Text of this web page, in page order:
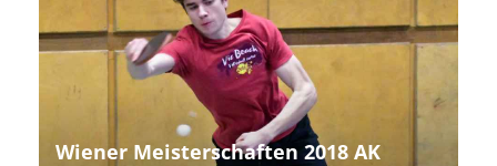
Wiener Meisterschaften 2018 AK